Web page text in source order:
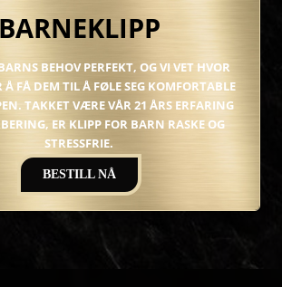
BARNEKLIPP
BEHOV PERFEKT, OG VI VET HVOR
Å FÅ DEM TIL Å FØLE SEG KOMFORTABLE
TAKKET VÆRE VÅR 21 ÅRS ERFARING
ER KLIPP FOR BARN RASKE OG
STRESSFRIE.
BESTILL NÅ